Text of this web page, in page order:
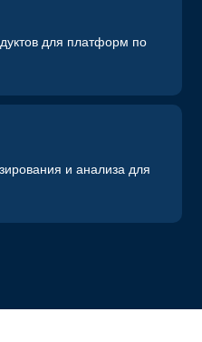
для платформ по
и анализа для